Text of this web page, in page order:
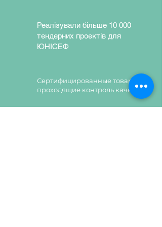
Відкривання шафи може бути як
вправо,так і вліво.
Реалізували більше 10 000
тендерних проектів для
ЮНІСЕФ
Сертифицированные товары,
проходящие контроль качества